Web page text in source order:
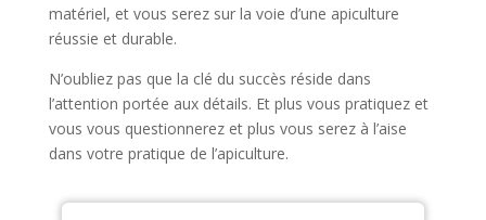
matériel, et vous serez sur la voie d’une apiculture
réussie et durable.
N’oubliez pas que la clé du succès réside dans
l’attention portée aux détails. Et plus vous pratiquez et
vous vous questionnerez et plus vous serez à l’aise
dans votre pratique de l’apiculture.